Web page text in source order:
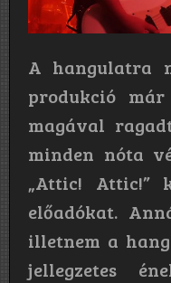
A hangulatra
produkció
magával
minden nóta
„Attic! Attic!”
előadókat.
illetnem a
jellegzetes